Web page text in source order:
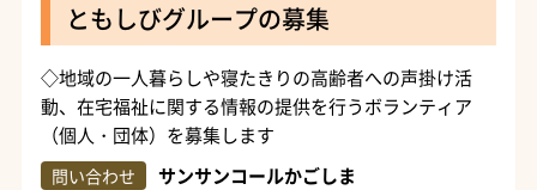
ともしびグループの募集
◇地域の一人暮らしや寝たきりの高齢者への声掛け活
動、在宅福祉に関する情報の提供を行うボランティア
（個人・団体）を募集します
問い合わせ
サンサンコールかごしま